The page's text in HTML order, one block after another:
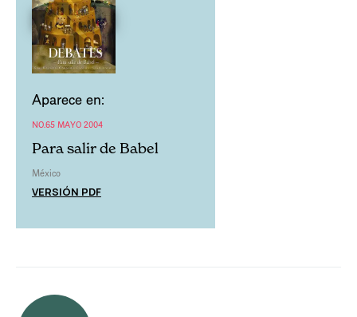
Aparece en:
NO.65 MAYO 2004
Para salir de Babel
México
VERSIÓN PDF